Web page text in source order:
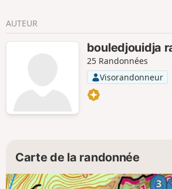
AUTEUR
bouledjouidja
25 Randonnées
Visorandonneur
Carte de la randonnée
3